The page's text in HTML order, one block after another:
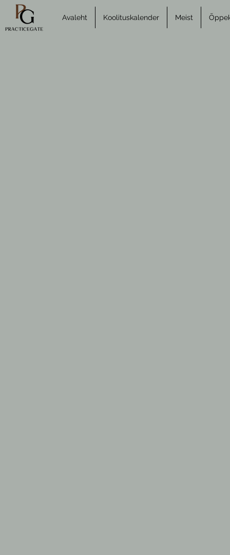
Avaleht Koolituskalender Meist